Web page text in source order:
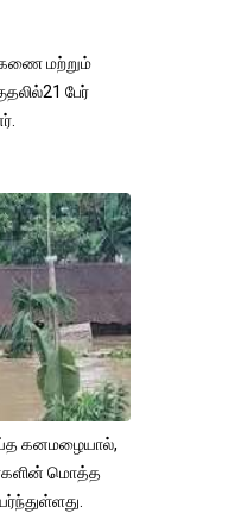
மற்றும்
பேர்
கனமழையால்,
மொத்த